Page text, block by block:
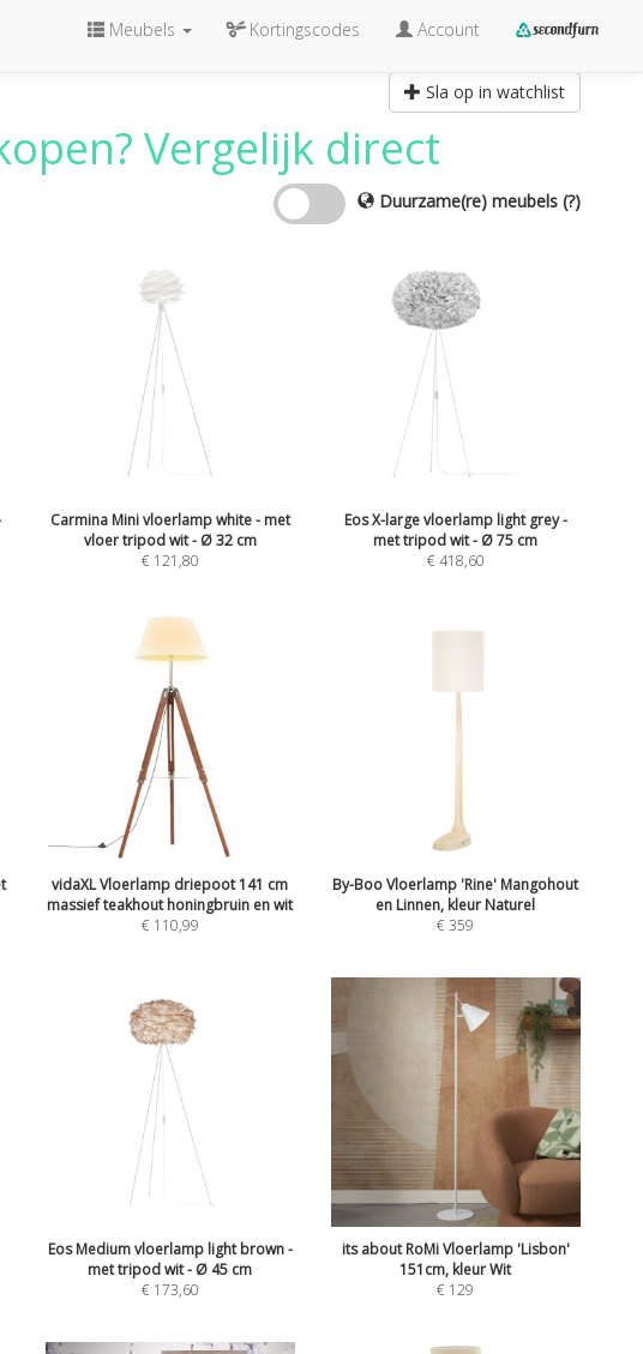
Meubels Kortingscodes Account
Sla op in watchlist
Vergelijk direct
Duurzame(re) meubels (?)
Carmina Mini vloerlamp white - met
vloer tripod wit - Ø 32 cm
€ 121,80
Eos X-large vloerlamp light grey -
met tripod wit - Ø 75 cm
€418,60
vidaXL Vloerlamp driepoot 141 cm
massief teakhout honingbruin en wit
€ 110,99
By-Boo Vloerlamp 'Rine' Mangohout
en Linnen, kleur Naturel
€359
Eos Medium vloerlamp light brown -
met tripod wit - Ø 45 cm
€ 173,60
its about RoMi Vloerlamp 'Lisbon'
151cm, kleur Wit
€ 129